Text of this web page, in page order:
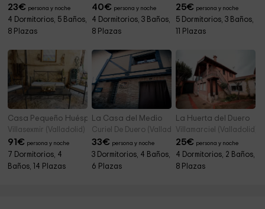
23€ persona y noche
4 Dormitorios, 5 Baños,
8 Plazas
40€ persona y noche
4 Dormitorios, 3 Baños,
8 Plazas
25€ persona y noche
5 Dormitorios, 3 Baños,
11 Plazas
Casa Pequeño Huésped
Villasexmir (Valladolid)
91€ persona y noche
7 Dormitorios, 4
Baños, 14 Plazas
La Casa del Medio
Curiel De Duero (Valladolid)
33€ persona y noche
3 Dormitorios, 4 Baños,
6 Plazas
La Huerta del Duero
Villamarciel (Valladolid)
25€ persona y noche
4 Dormitorios, 2 Baños,
8 Plazas